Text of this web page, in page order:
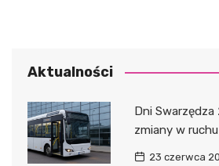
Aktualności
Dni Swarzędza
zmiany w
23 czerwca